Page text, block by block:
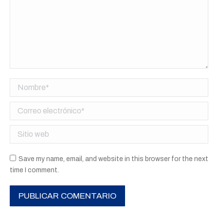
Nombre *
Correo electrónico *
Sitio web
Save my name, email, and website in this browser for the next
time I comment.
PUBLICAR COMENTARIO